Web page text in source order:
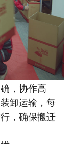
，协作高
卸运输，每
，确保搬迁